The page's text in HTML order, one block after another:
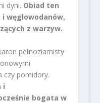
dyni. Obiad ten
węglowodanów,
z warzyw.
pełnoziarnisty
czy pomidory.
i
bogata w